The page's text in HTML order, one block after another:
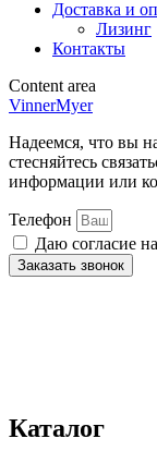
Доставка и
Лизинг
Контакты
Content area
VinnerMyer
Надеемся, что вы
стесняйтесь
информации или
Телефон
Даю согласие
Заказать звонок
Каталог